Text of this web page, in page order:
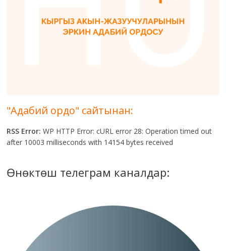
"Адабий ордо" сайтынан:
RSS Error: WP HTTP Error: cURL error 28: Operation timed out
after 10003 milliseconds with 14154 bytes received
Өнөктөш телеграм каналдар: